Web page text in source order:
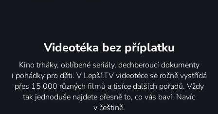
Videotéka bez příplatku
Kino trháky, oblíbené seriály, dechberoucí dokumenty
i pohádky pro děti. V Lepší.TV videotéce se ročně vystřídá
přes 15 000 různých filmů a tisíce dalších pořadů. Vždy
tak jednoduše najdete přesně to, co vás baví. Navíc
v češtině.